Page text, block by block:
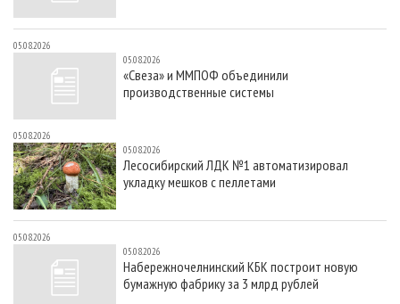
05.08.2026
05.08.2026
«Свеза» и ММПОФ объединили
производственные системы
05.08.2026
05.08.2026
Лесосибирский ЛДК №1 автоматизировал
укладку мешков с пеллетами
05.08.2026
05.08.2026
Набережночелнинский КБК построит новую
бумажную фабрику за 3 млрд рублей